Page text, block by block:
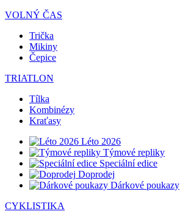
VOLNÝ ČAS
Trička
Mikiny
Čepice
TRIATLON
Tílka
Kombinézy
Kraťasy
Léto 2026
Týmové repliky
Speciální edice
Doprodej
Dárkové poukazy
CYKLISTIKA